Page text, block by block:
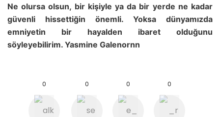
Ne olursa olsun, bir kişiyle ya da bir yerde ne kadar
güvenli hissettiğin önemli. Yoksa dünyamızda
emniyetin bir hayalden ibaret olduğunu
söyleyebilirim. Yasmine Galenornn
0 0 0 0